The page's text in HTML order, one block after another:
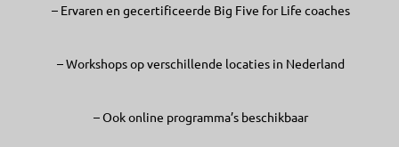
– Ervaren en gecertificeerde Big Five for Life coaches
– Workshops op verschillende locaties in Nederland
– Ook online programma’s beschikbaar